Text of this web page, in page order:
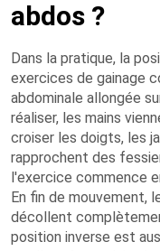
abdos ?
Dans la pratique, la
exercices de gainage
abdominale allongée
réaliser, les mains
croiser les doigts, les
rapprochent des
l'exercice commence
En fin de mouvement,
décollent
position inverse est